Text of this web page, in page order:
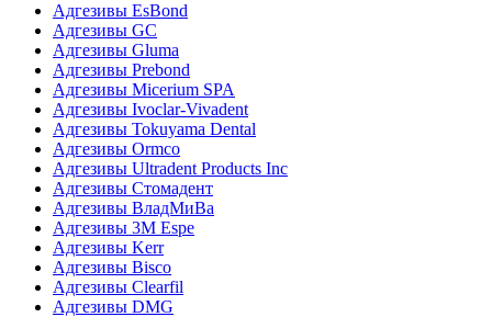
Адгезивы EsBond
Адгезивы GC
Адгезивы Gluma
Адгезивы Prebond
Адгезивы Micerium SPA
Адгезивы Ivoclar-Vivadent
Адгезивы Tokuyama Dental
Адгезивы Ormco
Адгезивы Ultradent Products Inc
Адгезивы Стомадент
Адгезивы ВладМиВа
Адгезивы 3M Espe
Адгезивы Kerr
Адгезивы Bisco
Адгезивы Clearfil
Адгезивы DMG